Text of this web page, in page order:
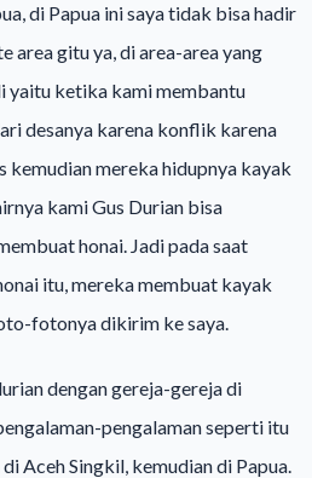
di Papua ini saya tidak bisa hadir
area gitu ya, di area-area yang
yaitu ketika kami membantu
desanya karena konflik karena
mereka hidupnya kayak
kami Gus Durian bisa
honai. Jadi pada saat
itu, mereka membuat kayak
fotonya dikirim ke saya.
dengan gereja-gereja di
pengalaman seperti itu
Aceh Singkil, kemudian di Papua.